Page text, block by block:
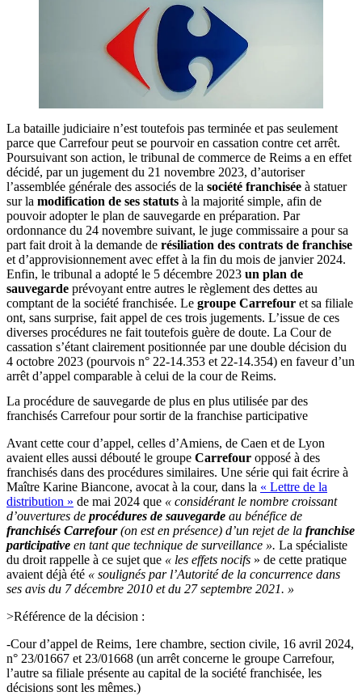
La bataille judiciaire n’est toutefois pas terminée et pas seulement
parce que Carrefour peut se pourvoir en cassation contre cet arrêt.
Poursuivant son action, le tribunal de commerce de Reims a en effet
décidé, par un jugement du 21 novembre 2023, d’autoriser
l’assemblée générale des associés de la société franchisée à statuer
sur la modification de ses statuts à la majorité simple, afin de
pouvoir adopter le plan de sauvegarde en préparation. Par
ordonnance du 24 novembre suivant, le juge commissaire a pour sa
part fait droit à la demande de résiliation des contrats de franchise
et d’approvisionnement avec effet à la fin du mois de janvier 2024.
Enfin, le tribunal a adopté le 5 décembre 2023 un plan de
sauvegarde prévoyant entre autres le règlement des dettes au
comptant de la société franchisée. Le groupe Carrefour et sa filiale
ont, sans surprise, fait appel de ces trois jugements. L’issue de ces
diverses procédures ne fait toutefois guère de doute. La Cour de
cassation s’étant clairement positionnée par une double décision du
4 octobre 2023 (pourvois n° 22-14.353 et 22-14.354) en faveur d’un
arrêt d’appel comparable à celui de la cour de Reims.
La procédure de sauvegarde de plus en plus utilisée par des
franchisés Carrefour pour sortir de la franchise participative
Avant cette cour d’appel, celles d’Amiens, de Caen et de Lyon
avaient elles aussi débouté le groupe Carrefour opposé à des
franchisés dans des procédures similaires. Une série qui fait écrire à
Maître Karine Biancone, avocat à la cour, dans la « Lettre de la
distribution » de mai 2024 que « considérant le nombre croissant
d’ouvertures de procédures de sauvegarde au bénéfice de
franchisés Carrefour(on est en présence) d’un rejet de la franchise
participative en tant que technique de surveillance ». La spécialiste
du droit rappelle à ce sujet que « les effets nocifs » de cette pratique
avaient déjà été « soulignés par l’Autorité de la concurrence dans
ses avis du 7 décembre 2010 et du 27 septembre 2021. »
>Référence de la décision :
-Cour d’appel de Reims, 1ere chambre, section civile, 16 avril 2024,
n° 23/01667 et 23/01668 (un arrêt concerne le groupe Carrefour,
l’autre sa filiale présente au capital de la société franchisée, les
décisions sont les mêmes.)